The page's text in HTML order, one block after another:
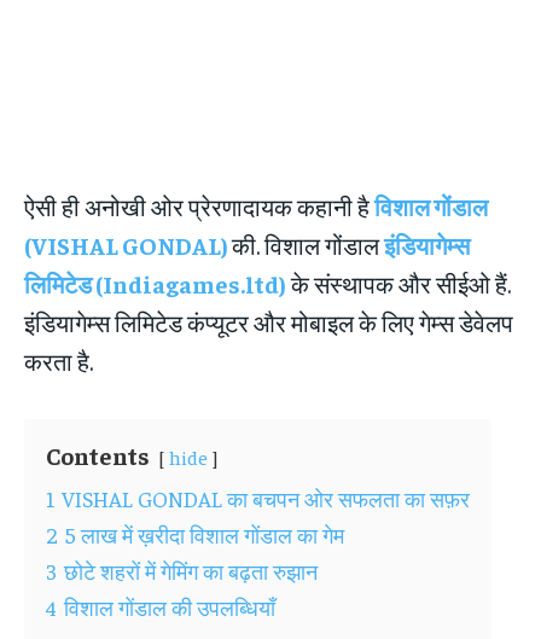
ऐसी ही अनोखी ओर प्रेरणादायक कहानी हैविशाल गोंडाल
(VISHAL GONDAL)की. विशाल गोंडालइंडियागेम्स
लिमिटेड (Indiagames.ltd)के संस्थापक और सीईओ हैं.
इंडियागेम्स लिमिटेड कंप्यूटर और मोबाइल के लिए गेम्स डेवेलप
करता है.
Contents hide
1 VISHAL GONDAL का बचपन ओर सफलता का सफ़र
2 5 लाख में ख़रीदा विशाल गोंडाल का गेम
3 छोटे शहरों में गेमिंग का बढ़ता रुझान
4 विशाल गोंडाल की उपलब्धियाँ